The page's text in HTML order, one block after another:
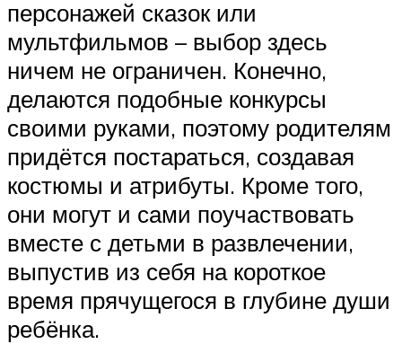
персонажей сказок или
мультфильмов – выбор здесь
ничем не ограничен. Конечно,
делаются подобные конкурсы
своими руками, поэтому родителям
придётся постараться, создавая
костюмы и атрибуты. Кроме того,
они могут и сами поучаствовать
вместе с детьми в развлечении,
выпустив из себя на короткое
время прячущегося в глубине души
ребёнка.